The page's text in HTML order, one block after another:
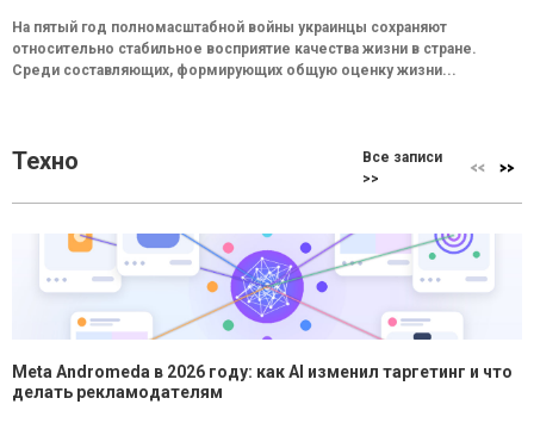
На пятый год полномасштабной войны украинцы сохраняют
относительно стабильное восприятие качества жизни в стране.
Среди составляющих, формирующих общую оценку жизни...
Техно
Все записи
>>
Meta Andromeda в 2026 году: как AI изменил таргетинг и что
делать рекламодателям